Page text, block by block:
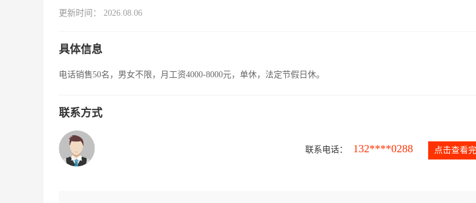
更新时间： 2026.08.06
具体信息
电话销售50名，男女不限，月工资4000-8000元，单休，法定节假日休。
联系方式
联系电话： 132****0288 点击查看